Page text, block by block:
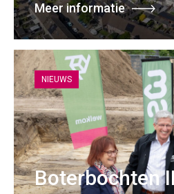
Meer informatie
NIEUWS
Boterbochten